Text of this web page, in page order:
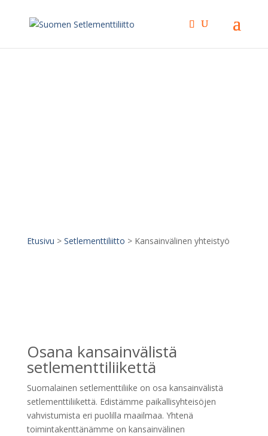
Etusivu > Setlementtiliitto > Kansainvälinen yhteistyö
Osana kansainvälistä
setlementtiliikettä
Suomalainen setlementtiliike on osa kansainvälistä
setlementtiliikettä. Edistämme paikallisyhteisöjen
vahvistumista eri puolilla maailmaa. Yhtenä
toimintakenttänämme on kansainvälinen